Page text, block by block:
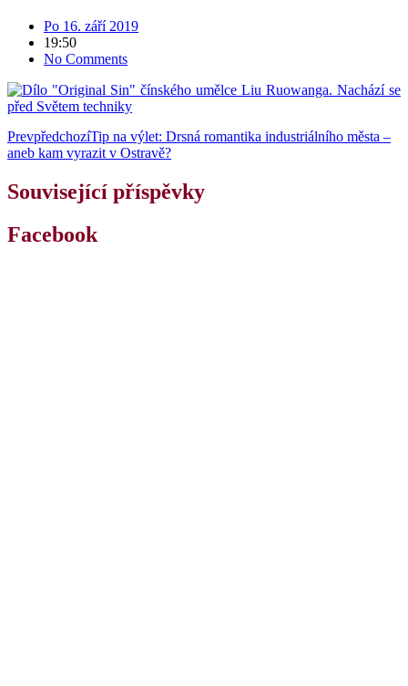
Po 16. září 2019
19:50
No Comments
PrevpředchozíTip na výlet: Drsná romantika industriálního města –
aneb kam vyrazit v Ostravě?
Související příspěvky
Facebook